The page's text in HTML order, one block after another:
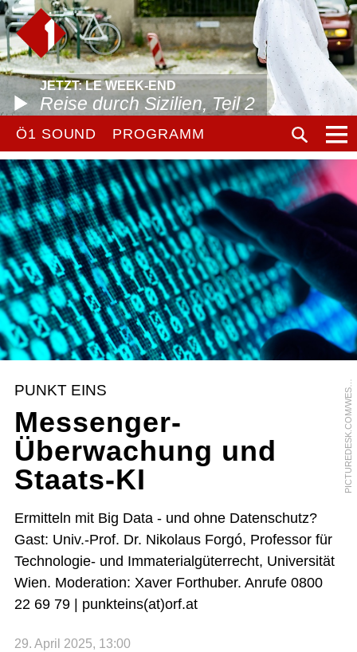
JETZT: LE WEEK-END
Reise durch Sizilien, Teil 2
Ö1 SOUND PROGRAMM
P
I
C
T
U
R
E
D
E
S
K
.
C
O
M
/
W
E
S
T
E
N
D
6
1
/
A
N
D
R
E
W
B
R
O
O
K
E
S
PUNKT EINS
Messenger-
Überwachung und
Staats-KI
Ermitteln mit Big Data - und ohne Datenschutz?
Gast: Univ.-Prof. Dr. Nikolaus Forgó, Professor für
Technologie- und Immaterialgüterrecht, Universität
Wien. Moderation: Xaver Forthuber. Anrufe 0800
22 69 79 | punkteins(at)orf.at
29. April 2025, 13:00